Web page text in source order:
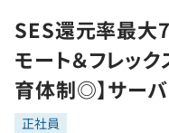
転職成功ガイド
転職エージェント
インタビュー
転職成功ガイド
求人検索
本選考
インターン
学習
問題集
プログラミング言語
ゲーム・マンガ
SES還元率最大
モート＆フレッ
育体制◎】サー
正社員